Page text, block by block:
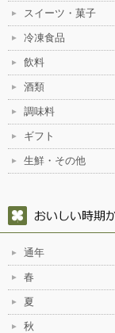
スイーツ・菓子
冷凍食品
飲料
酒類
調味料
ギフト
生鮮・その他
通年
春
夏
秋